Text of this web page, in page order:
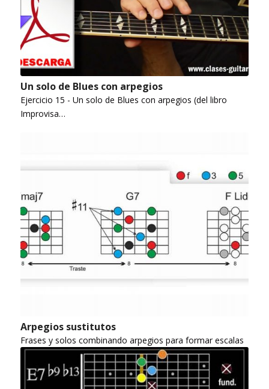
Un solo de Blues con arpegios
Ejercicio 15 - Un solo de Blues con arpegios (del libro
Improvisa…
Arpegios sustitutos
Frases y solos combinando arpegios para formar escalas